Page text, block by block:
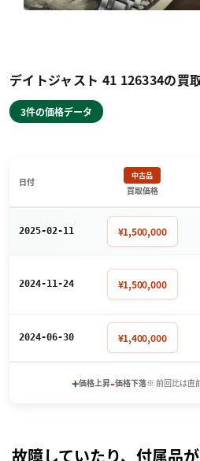
デイトジャスト 41 126334の買
3件の価格データ
日付
中古品
買取価格
2025-02-11 ¥1,500,000
2024-11-24 ¥1,500,000
2024-06-30 ¥1,400,000
+価格上昇-価格下落※ 前回比は直
故障していたり、付属品